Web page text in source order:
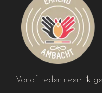
Vanaf heden neem ik